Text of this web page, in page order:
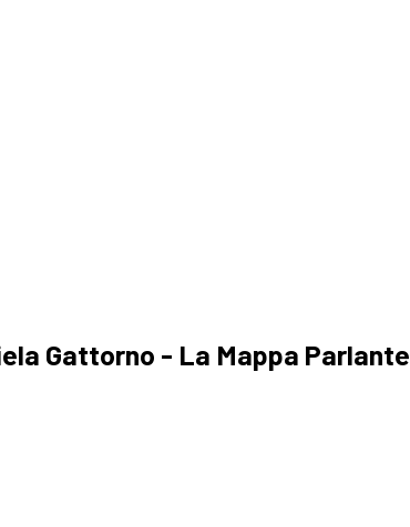
Gattorno - La Mappa